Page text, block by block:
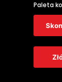
Paleta